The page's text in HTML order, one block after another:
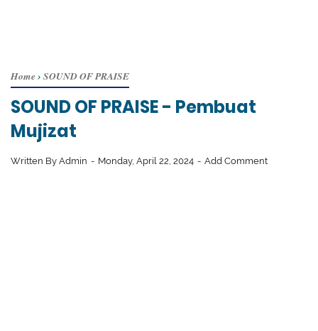
Home› SOUND OF PRAISE
SOUND OF PRAISE - Pembuat
Mujizat
Written By Admin Monday, April 22, 2024 Add Comment